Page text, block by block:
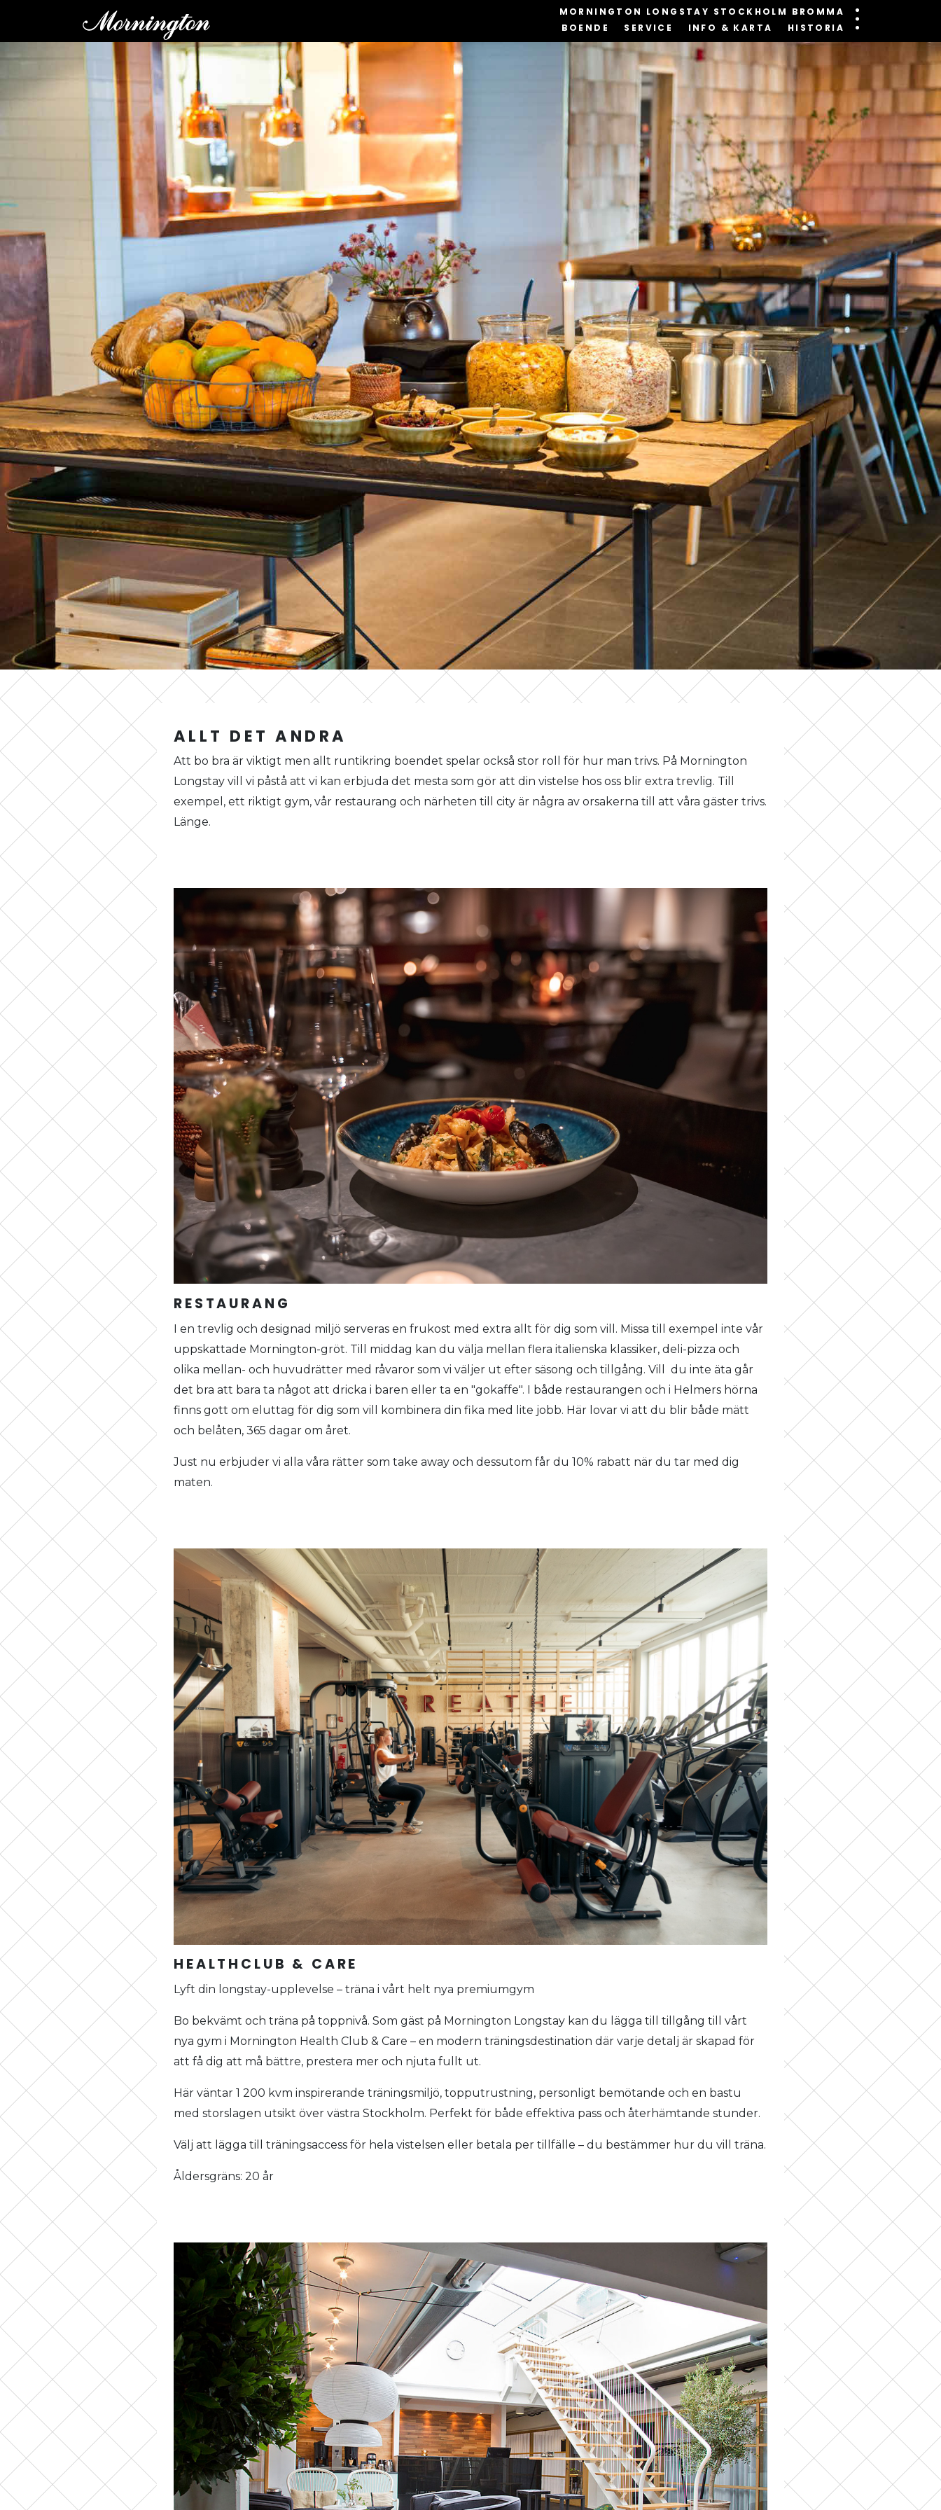
MORNINGTON LONGSTAY STOCKHOLM BROMMA
BOENDE
SERVICE INFO & KARTA HISTORIA
ALLT DET ANDRA
Att bo bra är viktigt men allt runtikring boendet spelar också stor roll för hur man trivs. På Mornington
Longstay vill vi påstå att vi kan erbjuda det mesta som gör att din vistelse hos oss blir extra trevlig. Till
exempel, ett riktigt gym, vår restaurang och närheten till city är några av orsakerna till att våra gäster trivs.
Länge.
RESTAURANG
I en trevlig och designad miljö serveras en frukost med extra allt för dig som vill. Missa till exempel inte vår
uppskattade Mornington-gröt. Till middag kan du välja mellan flera italienska klassiker, deli-pizza och
olika mellan- och huvudrätter med råvaror som vi väljer ut efter säsong och tillgång. Vill du inte äta går
det bra att bara ta något att dricka i baren eller ta en "gokaffe". I både restaurangen och i Helmers hörna
finns gott om eluttag för dig som vill kombinera din fika med lite jobb. Här lovar vi att du blir både mätt
och belåten, 365 dagar om året.
Just nu erbjuder vi alla våra rätter som take away och dessutom får du 10% rabatt när du tar med dig
maten.
HEALTHCLUB & CARE
Lyft din longstay-upplevelse – träna i vårt helt nya premiumgym
Bo bekvämt och träna på toppnivå. Som gäst på Mornington Longstay kan du lägga till tillgång till vårt
nya gym i Mornington Health Club & Care – en modern träningsdestination där varje detalj är skapad för
att få dig att må bättre, prestera mer och njuta fullt ut.
Här väntar 1 200 kvm inspirerande träningsmiljö, topputrustning, personligt bemötande och en bastu
med storslagen utsikt över västra Stockholm. Perfekt för både effektiva pass och återhämtande stunder.
Välj att lägga till träningsaccess för hela vistelsen eller betala per tillfälle – du bestämmer hur du vill träna.
Åldersgräns: 20 år